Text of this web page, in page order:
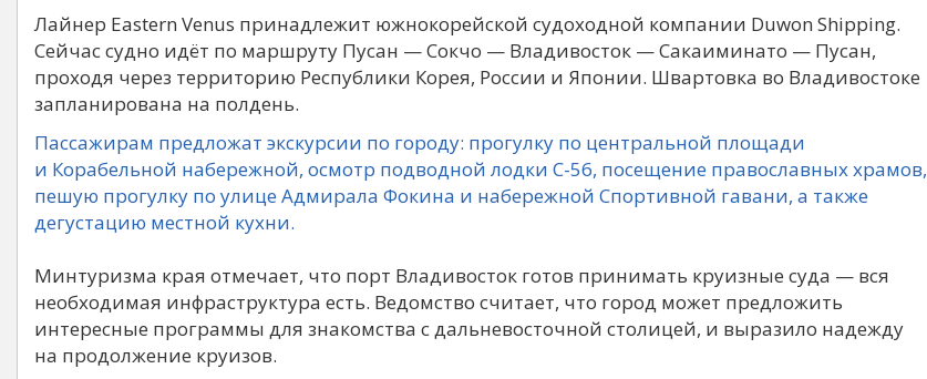
Лайнер Eastern Venus принадлежит южнокорейской судоходной компании Duwon Shipping.
Сейчас судно идёт по маршруту Пусан — Сокчо — Владивосток — Сакаиминато — Пусан,
проходя через территорию Республики Корея, России и Японии. Швартовка во Владивостоке
запланирована на полдень.
Пассажирам предложат экскурсии по городу: прогулку по центральной площади
и Корабельной набережной, осмотр подводной лодки С-56, посещение православных храмов,
пешую прогулку по улице Адмирала Фокина и набережной Спортивной гавани, а также
дегустацию местной кухни.
Минтуризма края отмечает, что порт Владивосток готов принимать круизные суда — вся
необходимая инфраструктура есть. Ведомство считает, что город может предложить
интересные программы для знакомства с дальневосточной столицей, и выразило надежду
на продолжение круизов.